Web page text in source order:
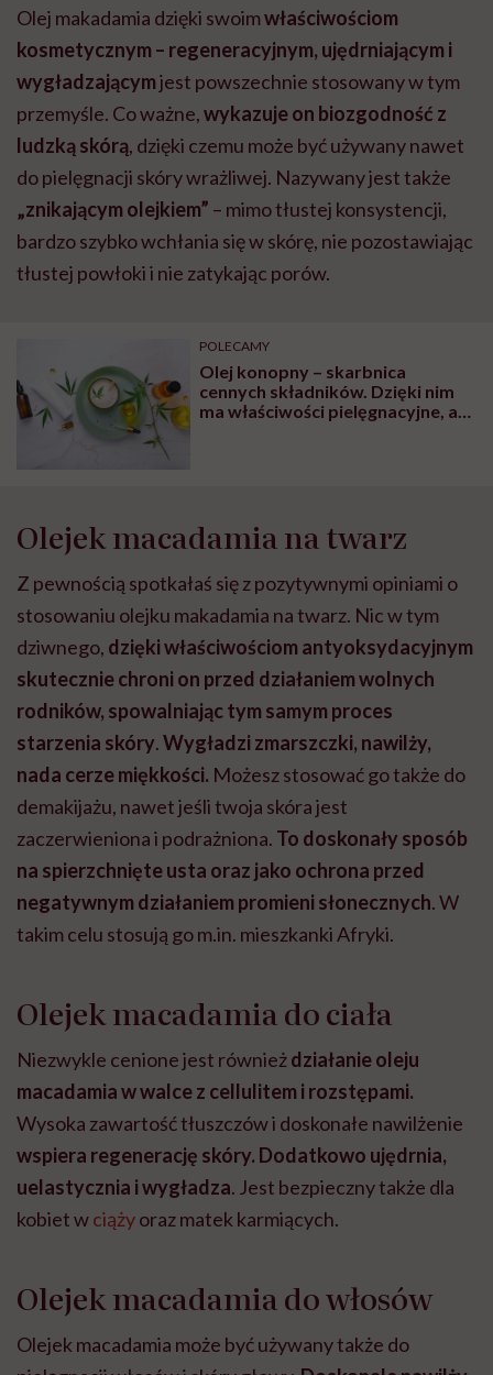
Olej makadamia dzięki swoimwłaściwościom
kosmetycznym – regeneracyjnym, ujędrniającym i
wygładzającymjest powszechnie stosowany w tym
przemyśle. Co ważne,wykazuje on biozgodność z
ludzką skórą, dzięki czemu może być używany nawet
do pielęgnacji skóry wrażliwej. Nazywany jest także
„znikającym olejkiem” – mimo tłustej konsystencji,
bardzo szybko wchłania się w skórę, nie pozostawiając
tłustej powłoki i nie zatykając porów.
POLECAMY
Olej konopny – skarbnica
cennych składników. Dzięki nim
ma właściwości pielęgnacyjne, a
Olejek macadamia na twarz
Z pewnością spotkałaś się z pozytywnymi opiniami o
stosowaniu olejku makadamia na twarz. Nic w tym
dziwnego, dzięki właściwościom antyoksydacyjnym
skutecznie chroni on przed działaniem wolnych
rodników, spowalniając tym samym proces
starzenia skóry.Wygładzi zmarszczki, nawilży,
nada cerze miękkości. Możesz stosować go także do
demakijażu, nawet jeśli twoja skóra jest
zaczerwieniona i podrażniona. To doskonały sposób
na spierzchnięte usta oraz jako ochrona przed
negatywnym działaniem promieni słonecznych. W
takim celu stosują go m.in. mieszkanki Afryki.
Olejek macadamia do ciała
Niezwykle cenione jest równieżdziałanie oleju
macadamia w walce z cellulitem i rozstępami.
Wysoka zawartość tłuszczów i doskonałe nawilżenie
wspiera regenerację skóry. Dodatkowo ujędrnia,
uelastycznia i wygładza. Jest bezpieczny także dla
kobiet wciążyoraz matek karmiących.
Olejek macadamia do włosów
Olejek macadamia może być używany także do